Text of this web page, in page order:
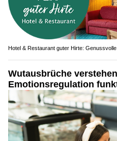
Hotel & Restaurant guter Hirte:
Wutausbrüche
Emotionsregulation